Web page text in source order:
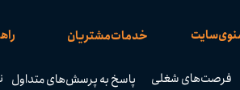
خدمات مشتریان
پاسخ به پرسش‌های متداول
سایت
فرصت‌های شغلی